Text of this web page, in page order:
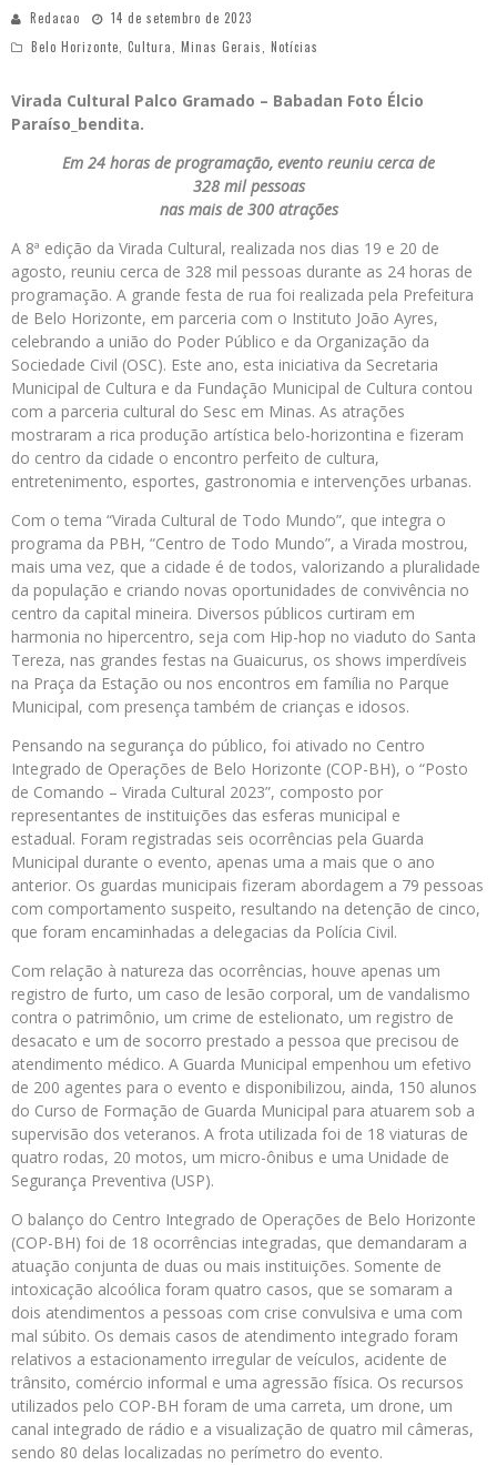
Redacao
14 de setembro de 2023
Belo Horizonte, Cultura, Minas Gerais, Notícias
Virada Cultural Palco Gramado – Babadan Foto Élcio
Paraíso_bendita.
Em 24 horas de programação, evento reuniu cerca de
328 mil pessoas
nas mais de 300 atrações
A 8ª edição da Virada Cultural, realizada nos dias 19 e 20 de
agosto, reuniu cerca de 328 mil pessoas durante as 24 horas de
programação. A grande festa de rua foi realizada pela Prefeitura
de Belo Horizonte, em parceria com o Instituto João Ayres,
celebrando a união do Poder Público e da Organização da
Sociedade Civil (OSC). Este ano, esta iniciativa da Secretaria
Municipal de Cultura e da Fundação Municipal de Cultura contou
com a parceria cultural do Sesc em Minas. As atrações
mostraram a rica produção artística belo-horizontina e fizeram
do centro da cidade o encontro perfeito de cultura,
entretenimento, esportes, gastronomia e intervenções urbanas.
Com o tema “Virada Cultural de Todo Mundo”, que integra o
programa da PBH, “Centro de Todo Mundo”, a Virada mostrou,
mais uma vez, que a cidade é de todos, valorizando a pluralidade
da população e criando novas oportunidades de convivência no
centro da capital mineira. Diversos públicos curtiram em
harmonia no hipercentro, seja com Hip-hop no viaduto do Santa
Tereza, nas grandes festas na Guaicurus, os shows imperdíveis
na Praça da Estação ou nos encontros em família no Parque
Municipal, com presença também de crianças e idosos.
Pensando na segurança do público, foi ativado no Centro
Integrado de Operações de Belo Horizonte (COP-BH), o “Posto
de Comando – Virada Cultural 2023”, composto por
representantes de instituições das esferas municipal e
estadual. Foram registradas seis ocorrências pela Guarda
Municipal durante o evento, apenas uma a mais que o ano
anterior. Os guardas municipais fizeram abordagem a 79 pessoas
com comportamento suspeito, resultando na detenção de cinco,
que foram encaminhadas a delegacias da Polícia Civil.
Com relação à natureza das ocorrências, houve apenas um
registro de furto, um caso de lesão corporal, um de vandalismo
contra o patrimônio, um crime de estelionato, um registro de
desacato e um de socorro prestado a pessoa que precisou de
atendimento médico. A Guarda Municipal empenhou um efetivo
de 200 agentes para o evento e disponibilizou, ainda, 150 alunos
do Curso de Formação de Guarda Municipal para atuarem sob a
supervisão dos veteranos. A frota utilizada foi de 18 viaturas de
quatro rodas, 20 motos, um micro-ônibus e uma Unidade de
Segurança Preventiva (USP).
O balanço do Centro Integrado de Operações de Belo Horizonte
(COP-BH) foi de 18 ocorrências integradas, que demandaram a
atuação conjunta de duas ou mais instituições. Somente de
intoxicação alcoólica foram quatro casos, que se somaram a
dois atendimentos a pessoas com crise convulsiva e uma com
mal súbito. Os demais casos de atendimento integrado foram
relativos a estacionamento irregular de veículos, acidente de
trânsito, comércio informal e uma agressão física. Os recursos
utilizados pelo COP-BH foram de uma carreta, um drone, um
canal integrado de rádio e a visualização de quatro mil câmeras,
sendo 80 delas localizadas no perímetro do evento.